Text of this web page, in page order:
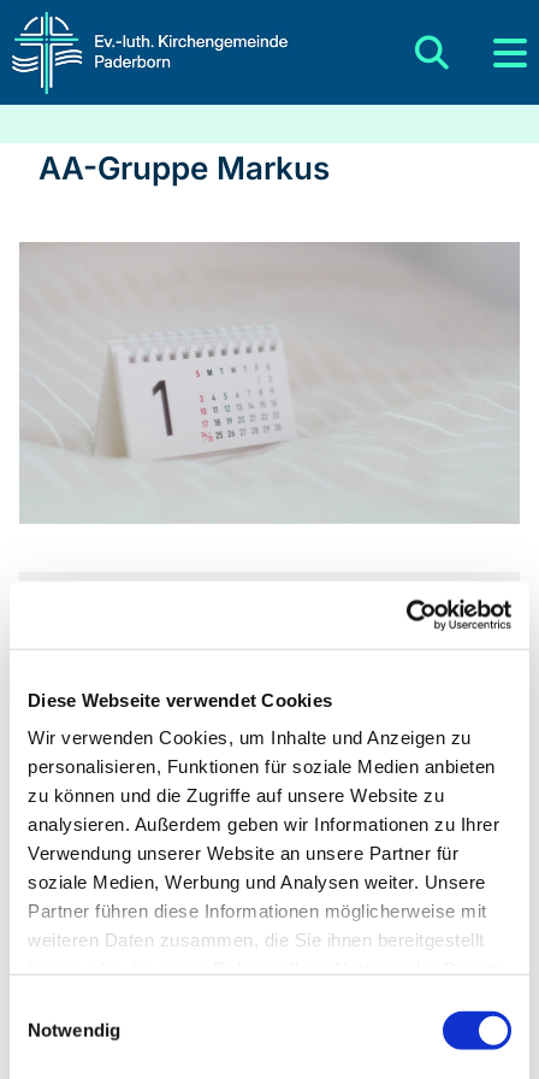
Diese Webseite verwendet Cookies
Wir verwenden Cookies, um Inhalte und Anzeigen zu
personalisieren, Funktionen für soziale Medien anbieten
zu können und die Zugriffe auf unsere Website zu
analysieren. Außerdem geben wir Informationen zu Ihrer
Verwendung unserer Website an unsere Partner für
soziale Medien, Werbung und Analysen weiter. Unsere
Partner führen diese Informationen möglicherweise mit
weiteren Daten zusammen, die Sie ihnen bereitgestellt
Notwendig
AA-Gruppe Markus
Montag, 26. Oktober 2026, 19:30
Markus-Gemeindezentrum,
Bastfelder Weg 30, 33098
Paderborn